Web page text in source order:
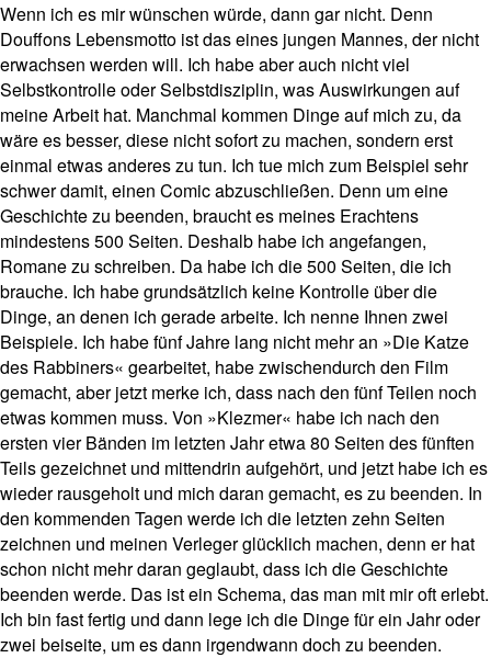
Wenn ich es mir wünschen würde, dann gar nicht. Denn
Douffons Lebensmotto ist das eines jungen Mannes, der nicht
erwachsen werden will. Ich habe aber auch nicht viel
Selbstkontrolle oder Selbstdisziplin, was Auswirkungen auf
meine Arbeit hat. Manchmal kommen Dinge auf mich zu, da
wäre es besser, diese nicht sofort zu machen, sondern erst
einmal etwas anderes zu tun. Ich tue mich zum Beispiel sehr
schwer damit, einen Comic abzuschließen. Denn um eine
Geschichte zu beenden, braucht es meines Erachtens
mindestens 500 Seiten. Deshalb habe ich angefangen,
Romane zu schreiben. Da habe ich die 500 Seiten, die ich
brauche. Ich habe grundsätzlich keine Kontrolle über die
Dinge, an denen ich gerade arbeite. Ich nenne Ihnen zwei
Beispiele. Ich habe fünf Jahre lang nicht mehr an »Die Katze
des Rabbiners« gearbeitet, habe zwischendurch den Film
gemacht, aber jetzt merke ich, dass nach den fünf Teilen noch
etwas kommen muss. Von »Klezmer« habe ich nach den
ersten vier Bänden im letzten Jahr etwa 80 Seiten des fünften
Teils gezeichnet und mittendrin aufgehört, und jetzt habe ich es
wieder rausgeholt und mich daran gemacht, es zu beenden. In
den kommenden Tagen werde ich die letzten zehn Seiten
zeichnen und meinen Verleger glücklich machen, denn er hat
schon nicht mehr daran geglaubt, dass ich die Geschichte
beenden werde. Das ist ein Schema, das man mit mir oft erlebt.
Ich bin fast fertig und dann lege ich die Dinge für ein Jahr oder
zwei beiseite, um es dann irgendwann doch zu beenden.